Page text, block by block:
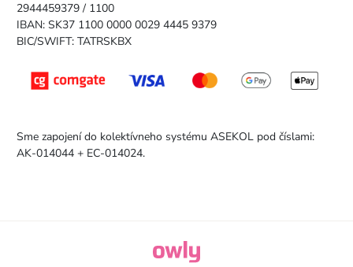
2944459379 / 1100
IBAN: SK37 1100 0000 0029 4445 9379
BIC/SWIFT: TATRSKBX
Sme zapojení do kolektívneho systému ASEKOL pod číslami:
AK-014044 + EC-014024.
owly.digital - Logo